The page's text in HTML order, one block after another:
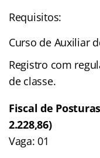
Requisitos:
Curso de Auxiliar
Registro com
de classe.
Fiscal de
2.228,86)
Vaga: 01